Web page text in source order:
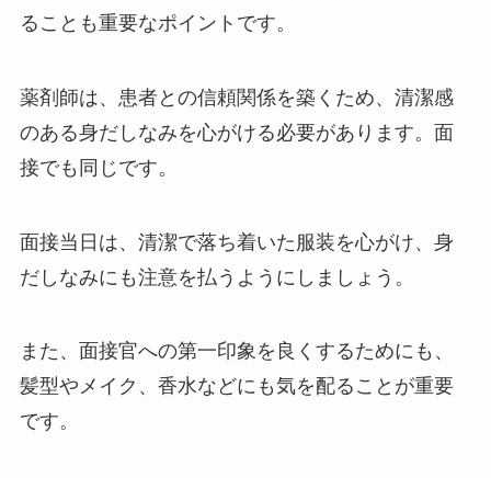
ることも重要なポイントです。
薬剤師は、患者との信頼関係を築くため、清潔感
のある身だしなみを心がける必要があります。面
接でも同じです。
面接当日は、清潔で落ち着いた服装を心がけ、身
だしなみにも注意を払うようにしましょう。
また、面接官への第一印象を良くするためにも、
髪型やメイク、香水などにも気を配ることが重要
です。